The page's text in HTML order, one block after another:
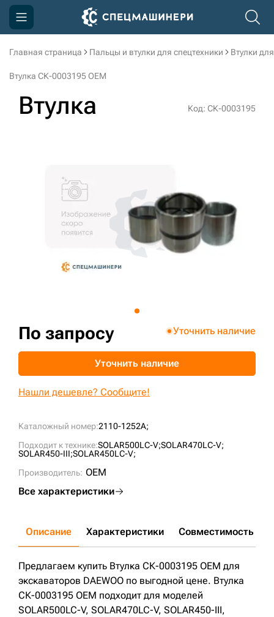
Главная страница Пальцы и втулки для спецтехники Втулки
Втулка СК-0003195 OEM
Втулка Код: СК-0003195
Каталожный номер:2110-1252A;
Подходит к технике:SOLAR500LC-V;SOLAR470LC-V;
SOLAR450-III;SOLAR450LC-V;
Производитель: OEM
Все характеристики
По запросу Уточнить наличие
Уточнить наличие
Нашли дешевле? Сообщите!
Описание Характеристики Совместимость
Предлагаем купить Втулка СК-0003195 OEM для
экскаваторов DAEWOO по выгодной цене. Втулка
СК-0003195 OEM подходит для моделей
SOLAR500LC-V, SOLAR470LC-V, SOLAR450-III,
Компания
Доставка и оплата
3D тур по производству
3D тур по складам
sksale@skdst.ru